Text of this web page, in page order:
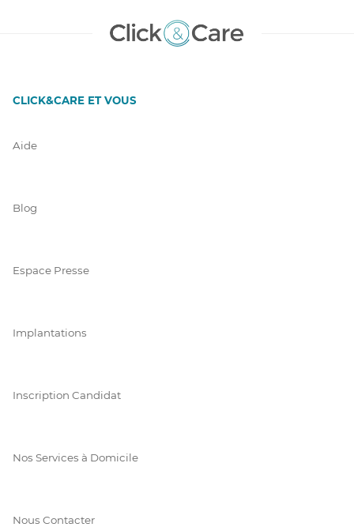
CLICK&CARE ET VOUS
Aide
Blog
Espace Presse
Implantations
Inscription Candidat
Nos Services à Domicile
Nous Contacter